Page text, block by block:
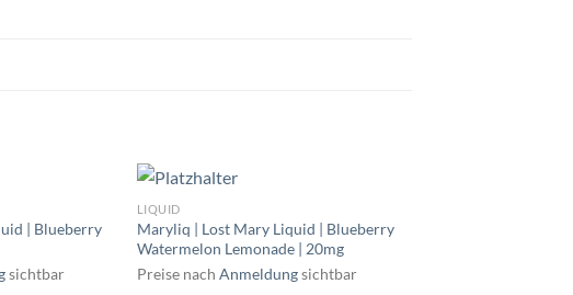
| Blueberry
sichtbar
LIQUID
Maryliq | Lost Mary Liquid | Blueberry
Watermelon Lemonade | 20mg
Preise nach Anmeldungsichtbar